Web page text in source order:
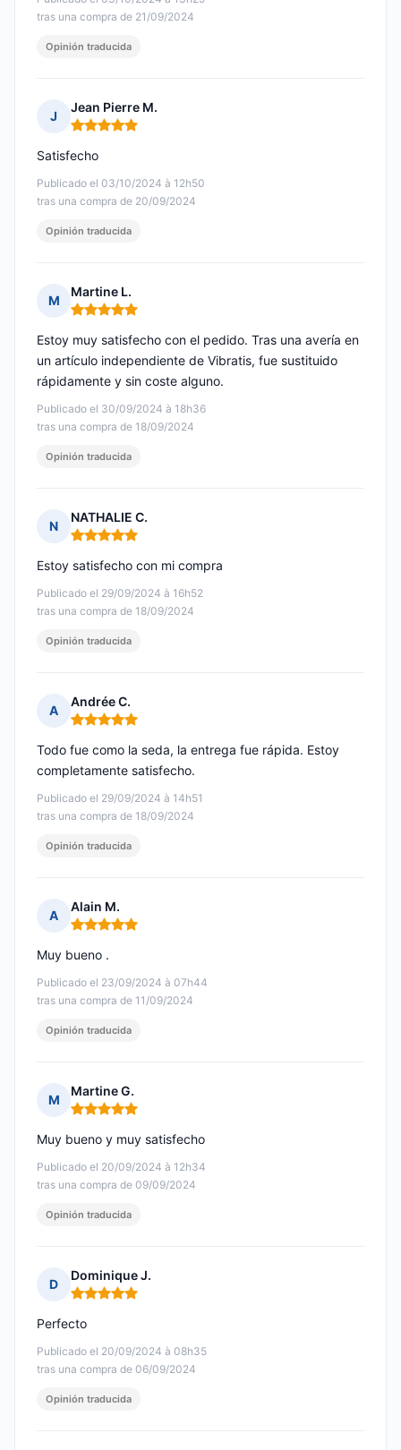
tras una compra de 21/09/2024
Opinión traducida
J
Jean Pierre M.
Nota: 5 de 5
Publicado el 03/10/2024 à 12h50
tras una compra de 20/09/2024
Satisfecho
Opinión traducida
M
Martine L.
Nota: 5 de 5
Publicado el 30/09/2024 à 18h36
tras una compra de 18/09/2024
Estoy muy satisfecho con el pedido. Tras una avería en
un artículo independiente de Vibratis, fue sustituido
rápidamente y sin coste alguno.
Opinión traducida
N
NATHALIE C.
Nota: 5 de 5
Publicado el 29/09/2024 à 16h52
tras una compra de 18/09/2024
Estoy satisfecho con mi compra
Opinión traducida
A
Andrée C.
Nota: 5 de 5
Publicado el 29/09/2024 à 14h51
tras una compra de 18/09/2024
Todo fue como la seda, la entrega fue rápida. Estoy
completamente satisfecho.
Opinión traducida
A
Alain M.
Nota: 5 de 5
Publicado el 23/09/2024 à 07h44
tras una compra de 11/09/2024
Muy bueno .
Opinión traducida
M
Martine G.
Nota: 5 de 5
Publicado el 20/09/2024 à 12h34
tras una compra de 09/09/2024
Muy bueno y muy satisfecho
Opinión traducida
D
Dominique J.
Nota: 5 de 5
Publicado el 20/09/2024 à 08h35
tras una compra de 06/09/2024
Perfecto
Opinión traducida